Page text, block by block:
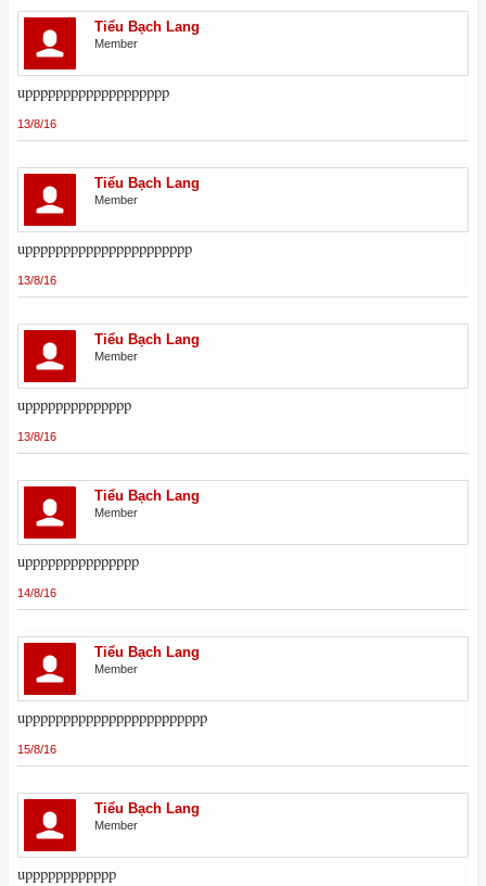
Tiểu Bạch Lang
Member
uppppppppppppppppppp
13/8/16
Tiểu Bạch Lang
Member
upppppppppppppppppppppp
13/8/16
Tiểu Bạch Lang
Member
upppppppppppppp
13/8/16
Tiểu Bạch Lang
Member
uppppppppppppppp
14/8/16
Tiểu Bạch Lang
Member
upppppppppppppppppppppppp
15/8/16
Tiểu Bạch Lang
Member
upppppppppppp